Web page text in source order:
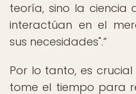
teoría, sino la ciencia
interactúan en el
sus necesidades".
Por lo tanto, es
tome el tiempo para